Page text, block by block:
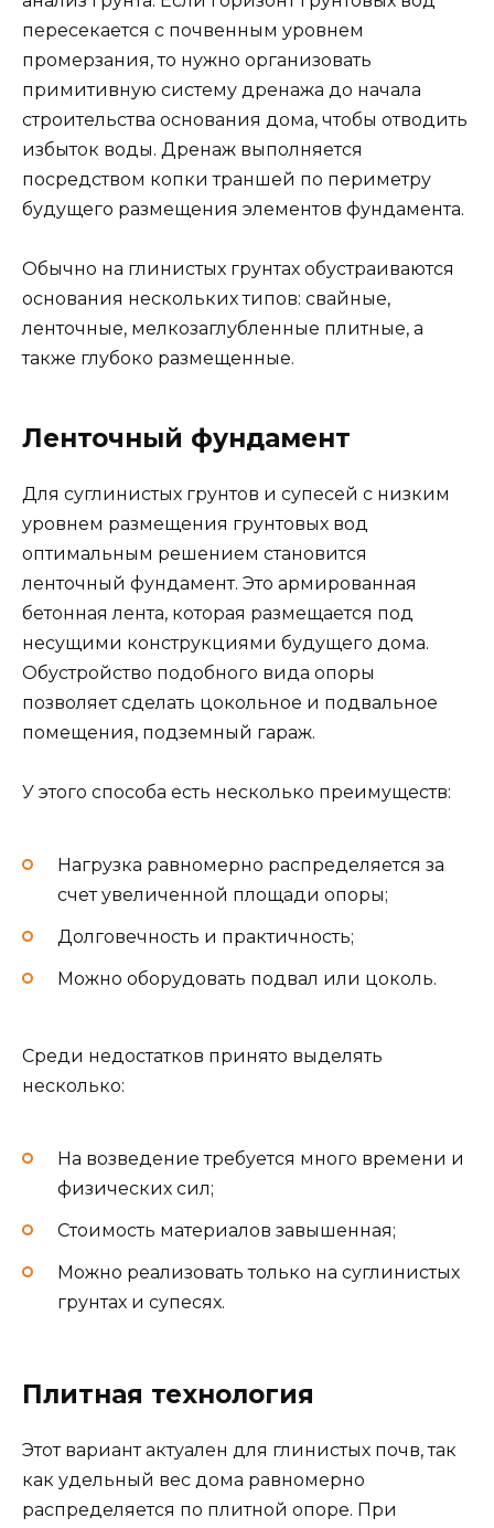
пересекается с почвенным уровнем
промерзания, то нужно организовать
примитивную систему дренажа до начала
строительства основания дома, чтобы отводить
избыток воды. Дренаж выполняется
посредством копки траншей по периметру
будущего размещения элементов фундамента.
Обычно на глинистых грунтах обустраиваются
основания нескольких типов: свайные,
ленточные, мелкозаглубленные плитные, а
также глубоко размещенные.
Ленточный фундамент
Для суглинистых грунтов и супесей с низким
уровнем размещения грунтовых вод
оптимальным решением становится
ленточный фундамент. Это армированная
бетонная лента, которая размещается под
несущими конструкциями будущего дома.
Обустройство подобного вида опоры
позволяет сделать цокольное и подвальное
помещения, подземный гараж.
У этого способа есть несколько преимуществ:
Нагрузка равномерно распределяется за
счет увеличенной площади опоры;
Долговечность и практичность;
Можно оборудовать подвал или цоколь.
Среди недостатков принято выделять
несколько:
На возведение требуется много времени и
физических сил;
Стоимость материалов завышенная;
Можно реализовать только на суглинистых
грунтах и супесях.
Плитная технология
Этот вариант актуален для глинистых почв, так
как удельный вес дома равномерно
распределяется по плитной опоре. При